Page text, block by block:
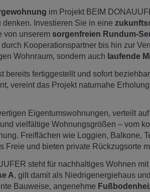
im Projekt BEIM
denken. Investieren Sie in eine
von unserem sorgenfreien Rundum-
Kooperationspartner bis hin zur
Wohnraum, sondern auch laufende
bereits fertiggestellt und sofort
vereint das Projekt naturnahe
Eigentumswohnungen, verteilt
vielfältige Wohnungsgrößen – vom
Freiflächen wie Loggien, Balkone,
Freie und bieten private Rückzugsorte
steht für nachhaltiges Wohnen
A, gilt damit als Niedrigenergiehaus
Bauweise, angenehme